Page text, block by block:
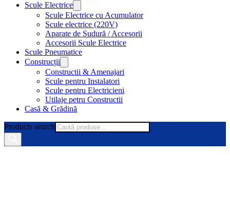
Scule Electrice
Scule Electrice cu Acumulator
Scule electrice (220V)
Aparate de Sudură / Accesorii
Accesorii Scule Electrice
Scule Pneumatice
Construcții
Constructii & Amenajari
Scule pentru Instalatori
Scule pentru Electricieni
Utilaje petru Constructii
Casă & Grădină
Products search